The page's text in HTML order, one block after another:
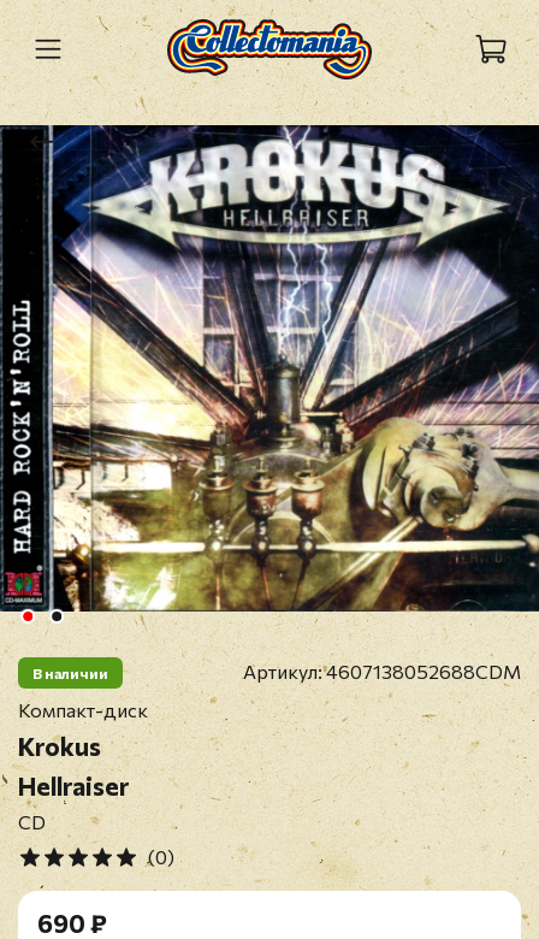
В наличии Артикул:4607138052688CDM
Компакт-диск
Krokus
Hellraiser
CD
(0)
690 ₽